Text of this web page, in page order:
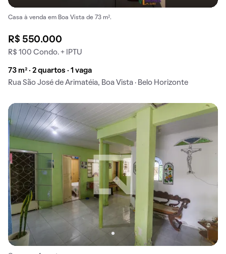
Casa à venda em Boa Vista de 73 m².
R$ 550.000
R$ 100 Condo. + IPTU
73 m² · 2 quartos · 1 vaga
Rua São José de Arimatéia, Boa Vista · Belo Horizonte